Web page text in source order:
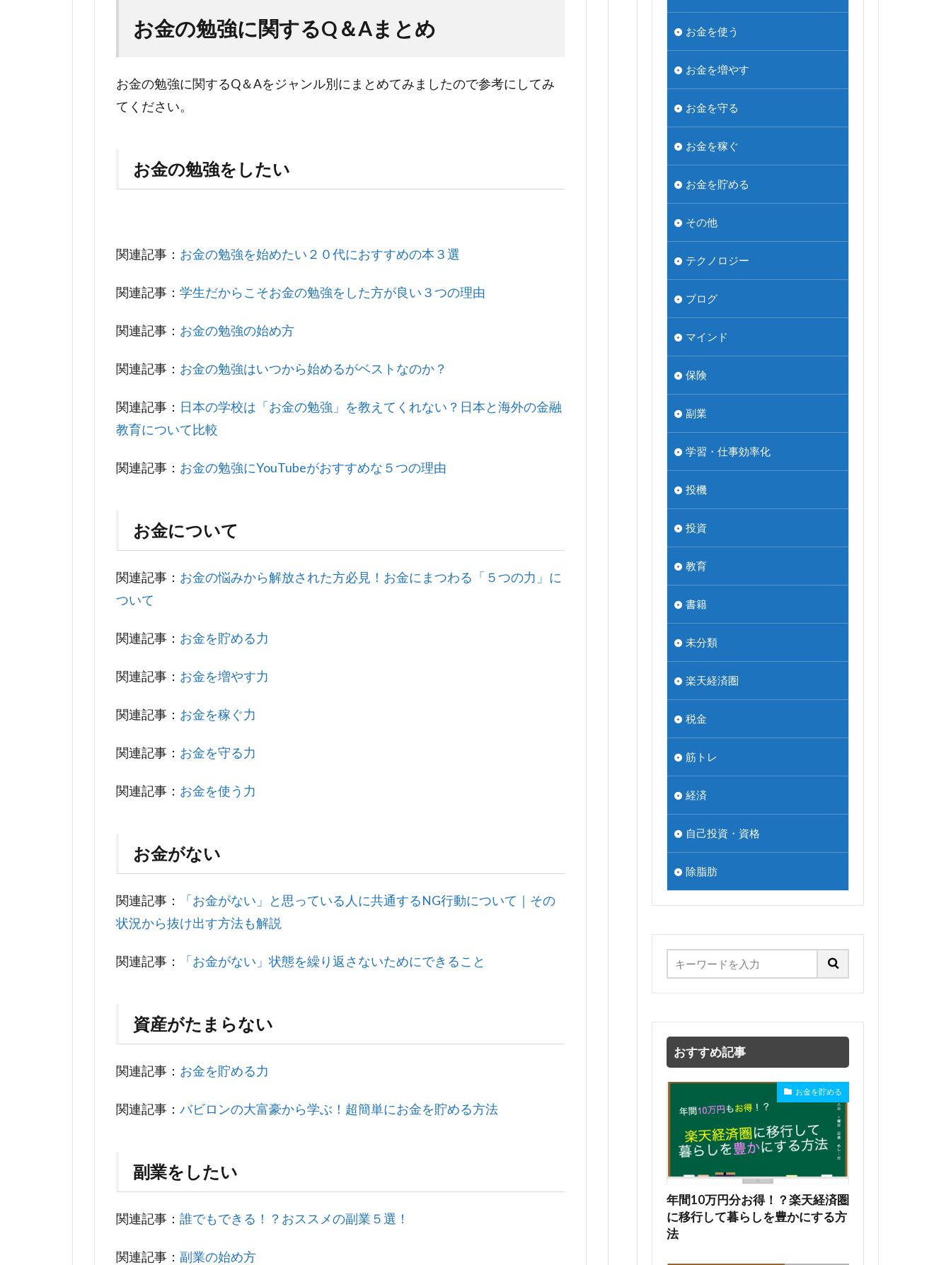
お金の勉強に関するQ＆Aまとめ
お金の勉強に関するQ＆Aをジャンル別にまとめてみましたので参考にしてみ
てください。
お金の勉強をしたい
関連記事： お金の勉強を始めたい２０代におすすめの本３選
関連記事： 学生だからこそお金の勉強をした方が良い３つの理由
関連記事： お金の勉強の始め方
関連記事： お金の勉強はいつから始めるがベストなのか？
関連記事： 日本の学校は「お金の勉強」を教えてくれない？日本と海外の金融
教育について比較
関連記事： お金の勉強にYouTubeがおすすめな５つの理由
お金について
関連記事： お金の悩みから解放された方必見！お金にまつわる「５つの力」に
ついて
関連記事： お金を貯める力
関連記事： お金を増やす力
関連記事： お金を稼ぐ力
関連記事： お金を守る力
関連記事： お金を使う力
お金がない
関連記事：
「お金がない」と思っている人に共通するNG行動について｜その
状況から抜け出す方法も解説
関連記事： 「お金がない」状態を繰り返さないためにできること
資産がたまらない
関連記事： お金を貯める力
関連記事： バビロンの大富豪から学ぶ！超簡単にお金を貯める方法
副業をしたい
関連記事： 誰でもできる！？おススメの副業５選！
関連記事： 副業の始め方
お金を使う
お金を増やす
お金を守る
お金を稼ぐ
お金を貯める
その他
テクノロジー
ブログ
マインド
保険
副業
学習・仕事効率化
投機
投資
教育
書籍
未分類
楽天経済圏
税金
筋トレ
経済
自己投資・資格
除脂肪
おすすめ記事
お金を貯める
年間10万円分お得！？楽天経済圏
に移行して暮らしを豊かにする方
法